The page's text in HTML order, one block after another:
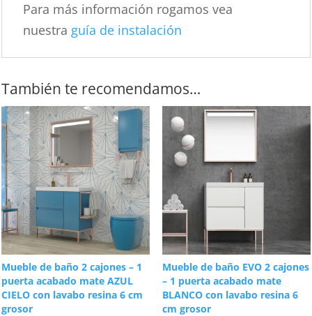
Para más información rogamos vea
nuestra guía de instalación
También te recomendamos…
Mueble de baño 2 cajones – 1
puerta acabado mate AZUL
CIELO con lavabo resina 6 cm
grosor
Mueble de baño EVO 2 cajones
– 1 puerta acabado mate
BLANCO con lavabo resina 6
cm grosor